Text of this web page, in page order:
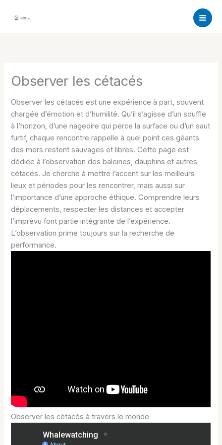
Observer les cétacés
Observer les cétacés est une expérience à part, souvent
chargée d’émotion et d’humilité. Qu’il s’agisse d’un souffle
à l’horizon, d’une nageoire qui perce la surface ou d’un saut
furtif, chaque rencontre rappelle à quel point ces géants
des mers restent sauvages et libres. Cette page est
dédiée à l’observation des baleines, dauphins et autres
cétacés. Je cherche à mettre l’accent sur les meilleurs
lieux et périodes pour les rencontrer, mais aussi sur
l’importance d’une approche éthique. Comprendre leurs
déplacements, respecter les distances et accepter
l’imprévu font partie intégrante de l’expérience.
L’observation prime toujours sur la recherche de
performance.
Observer les cétacés à travers le monde